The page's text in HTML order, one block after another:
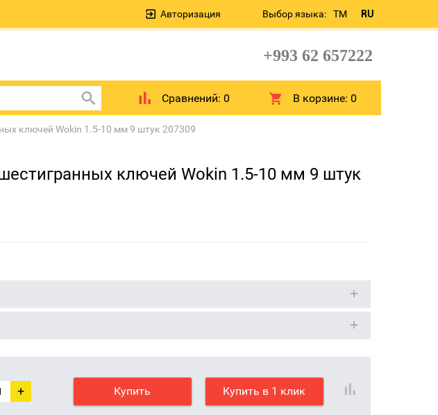
Выбор языка: TM RU
Авторизация
+993 62 657222
Сравнений: 0 В корзине:0
ключей Wokin 1.5-10 мм 9 штук 207309
ключей Wokin 1.5-10 мм 9 штук
+ Купить Купить в 1 клик